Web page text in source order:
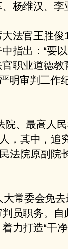
杨维汉、李
法官王胜俊
指出：“要
职业道德教
明审判工作
、最高人民
，其中，追
法院原副院
常委会免去
员职务。自
力打造“干